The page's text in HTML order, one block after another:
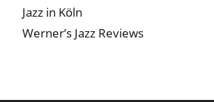
Jazz in Köln
Werner’s Jazz Reviews